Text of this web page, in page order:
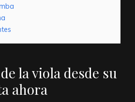
la viola desde su
ahora